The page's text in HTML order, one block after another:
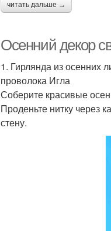
читать дальше →
Осенний декор
1. Гирлянда из осенних
проволока Игла
Соберите красивые
Проденьте нитку через
стену.